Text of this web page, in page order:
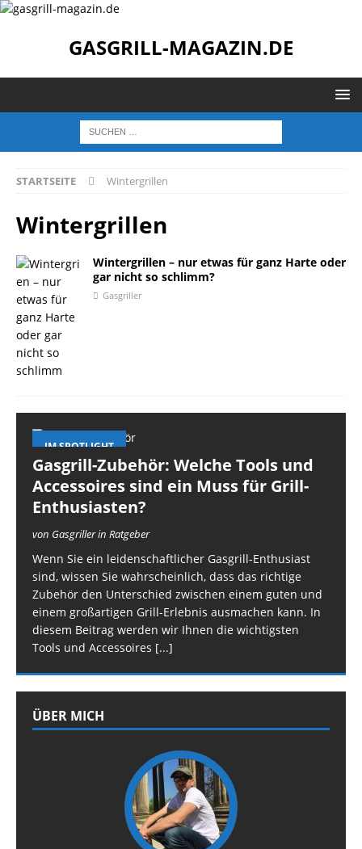
GASGRILL-MAGAZIN.DE
STARTSEITE Wintergrillen
Wintergrillen
Wintergrillen – nur etwas für ganz Harte oder
gar nicht so schlimm?
Gasgriller
IM SPOTLIGHT
Gasgrill-Zubehör: Welche Tools und
Accessoires sind ein Muss für Grill-
Enthusiasten?
von Gasgriller in Ratgeber
Wenn Sie ein leidenschaftlicher Gasgrill-Enthusiast
sind, wissen Sie wahrscheinlich, dass das richtige
Zubehör den Unterschied zwischen einem guten und
einem großartigen Grill-Erlebnis ausmachen kann. In
diesem Beitrag werden wir Ihnen die wichtigsten
Tools und Accessoires [...]
ÜBER MICH